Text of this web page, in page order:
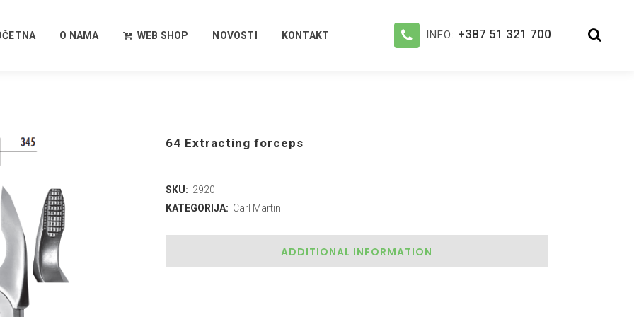
INFO: +387 51 321 700
O NAMA WEB SHOP NOVOSTI KONTAKT
64 Extracting forceps
SKU: 2920
KATEGORIJA: Carl Martin
ADDITIONAL INFORMATION